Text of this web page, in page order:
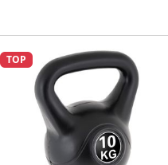
TOP